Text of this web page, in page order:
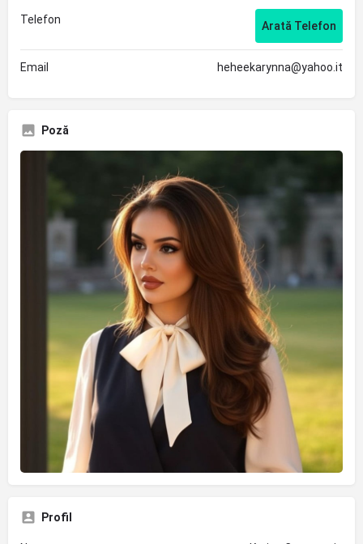
Telefon Arată Telefon
Email heheekarynna@yahoo.it
Poză
Profil